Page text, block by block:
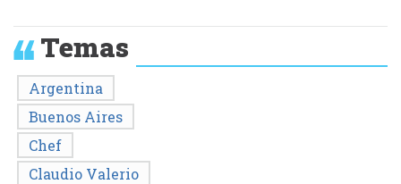
Temas
Argentina
Buenos Aires
Chef
Claudio Valerio